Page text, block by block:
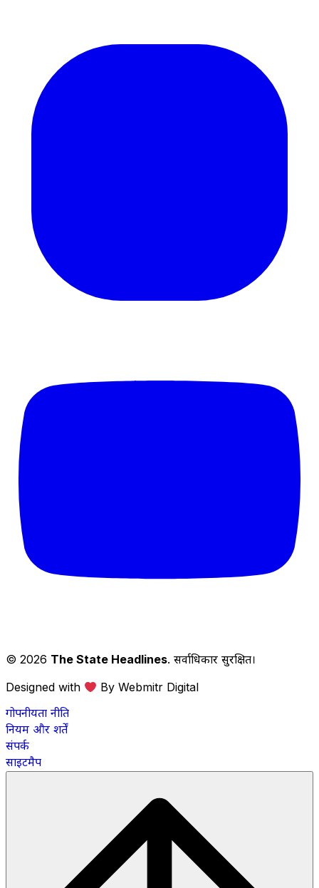
© 2026 The State Headlines. सर्वाधिकार सुरक्षित।
Designed with
By Webmitr Digital
गोपनीयता नीति
नियम और शर्तें
संपर्क
साइटमैप